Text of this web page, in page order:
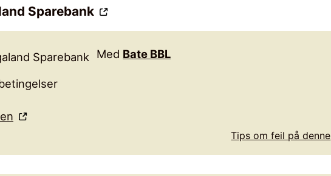
Sparebank
Med Bate BBL
Tips om feil på denne